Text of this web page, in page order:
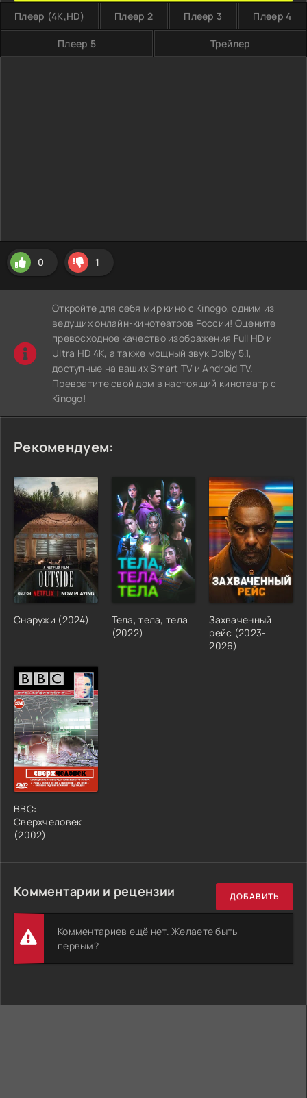
Плеер (4K,HD) Плеер 2 Плеер 3 Плеер 4
Плеер 5 Трейлер
0 1
Откройте для себя мир кино с Kinogo, одним из
ведущих онлайн-кинотеатров России! Оцените
превосходное качество изображения Full HD и
Ultra HD 4K, а также мощный звук Dolby 5.1,
доступные на ваших Smart TV и Android TV.
Превратите свой дом в настоящий кинотеатр с
Kinogo!
Рекомендуем:
Снаружи (2024)
Тела, тела, тела
(2022)
Захваченный
рейс (2023-
2026)
BBC:
Сверхчеловек
(2002)
Комментарии и рецензии ДОБАВИТЬ
Комментариев ещё нет. Желаете быть
первым?